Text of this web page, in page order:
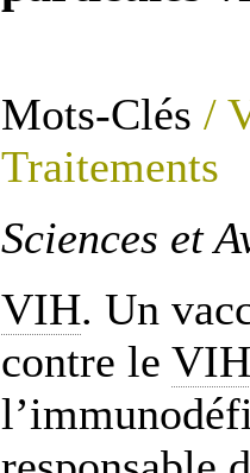
Mots-Clés /
Traitements
Sciences et
VIH. Un
contre le VIH